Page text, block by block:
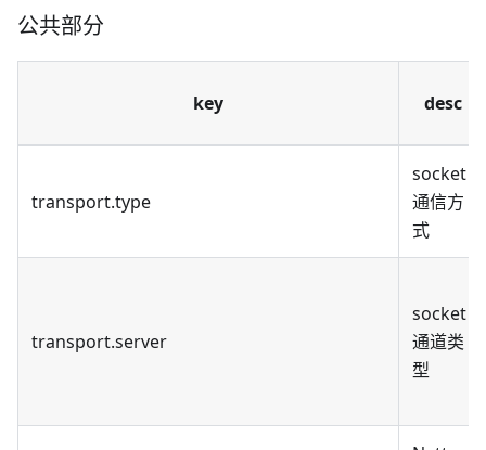
公共部分
key desc
transport.type
socket
通信方
式
transport.server
socket
通道类
型